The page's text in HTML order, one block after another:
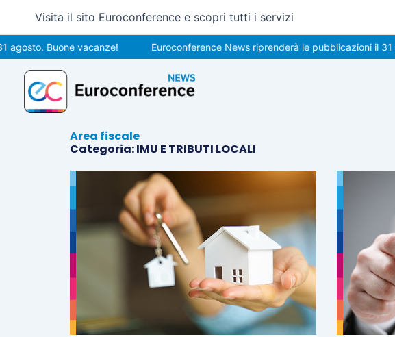
contenuto
Visita il sito Euroconference e scopri tutti i servizi
Buone vacanze! Euroconference News riprenderà le pubblicazioni il 31 agosto.
Area fiscale
Categoria: IMU E TRIBUTI LOCALI